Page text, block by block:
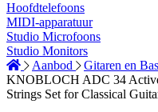
Hoofdtelefoons
MIDI-apparatuur
Studio Microfoons
Studio Monitors
Aanbod
Gitaren en
KNOBLOCH ADC 34
Strings Set for Classical